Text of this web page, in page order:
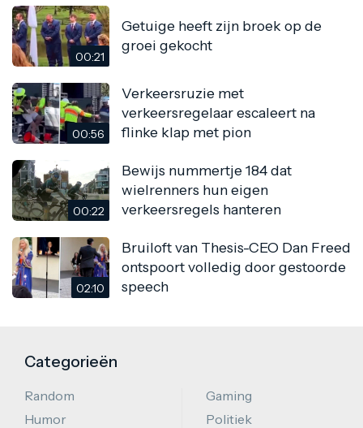
00:21
Getuige heeft zijn broek op de
groei gekocht
00:56
Verkeersruzie met
verkeersregelaar escaleert na
flinke klap met pion
00:22
Bewijs nummertje 184 dat
wielrenners hun eigen
verkeersregels hanteren
02:10
Bruiloft van Thesis-CEO Dan Freed
ontspoort volledig door gestoorde
speech
Categorieën
Random
Humor
Gaming
Politiek